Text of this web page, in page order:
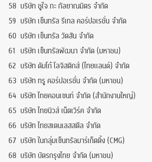
58 บริษัท ชูใจ กะ กัลยาณมิตร จำกัด
59 บริษัท เซ็นทรัล รีเทล คอร์ปอเรชั่น จำกัด
60 บริษัท เซ็นทรัล วัตสัน จำกัด
61 บริษัท เซ็นทรัลพัฒนา จำกัด (มหาชน)
62 บริษัท ดัมโก้ โลจิสติกส์ (ไทยแลนด์) จำกัด
63 บริษัท ทรู คอร์ปอเรชั่น จำกัด (มหาชน)
64 บริษัท ไทยคอนเซนท์ จำกัด (สำนักงานใหญ่)
65 บริษัท ไทยนิวส์ เน็ตเวิร์ค จำกัด
66 บริษัท ไทยสเตนเลสสตีล จำกัด
67 บริษัท ในกลุ่มเซ็นทรัลมาร์เก็ตติ้ง (CMG)
68 บริษัท บัตรกรุงไทย จำกัด (มหาชน)